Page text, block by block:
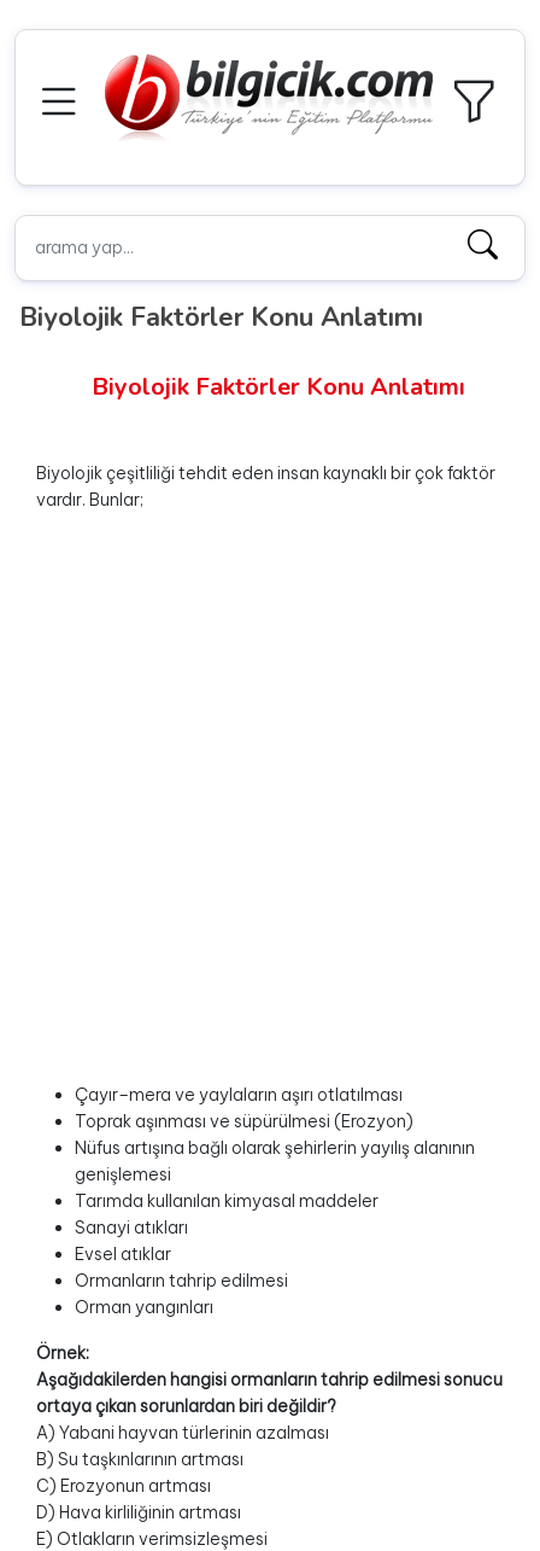
Biyolojik Faktörler Konu Anlatımı
Biyolojik Faktörler Konu Anlatımı
Biyolojik çeşitliliği tehdit eden insan kaynaklı bir çok faktör
vardır. Bunlar;
Çayır–mera ve yaylaların aşırı otlatılması
Toprak aşınması ve süpürülmesi (Erozyon)
Nüfus artışına bağlı olarak şehirlerin yayılış alanının
genişlemesi
Tarımda kullanılan kimyasal maddeler
Sanayi atıkları
Evsel atıklar
Ormanların tahrip edilmesi
Orman yangınları
Örnek:
Aşağıdakilerden hangisi ormanların tahrip edilmesi sonucu
ortaya çıkan sorunlardan biri değildir?
A) Yabani hayvan türlerinin azalması
B) Su taşkınlarının artması
C) Erozyonun artması
D) Hava kirliliğinin artması
E) Otlakların verimsizleşmesi